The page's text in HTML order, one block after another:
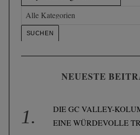
NEUESTE
DIE GC VALLEY-
EINE WÜRDEVOLLE